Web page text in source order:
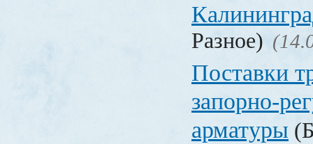
Разное)
Поставки
запорно-
арматуры